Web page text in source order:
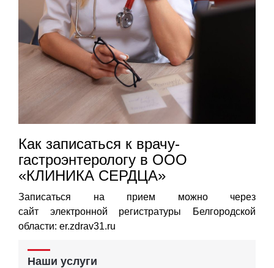
Как записаться к врачу-
гастроэнтерологу в ООО
«КЛИНИКА СЕРДЦА»
Записаться на прием можно через
сайт электронной регистратуры Белгородской
области: er.zdrav31.ru
Наши услуги